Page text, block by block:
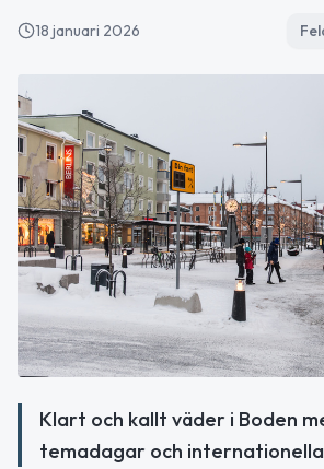
18 januari 2026
Klart och kallt väder i Boden
temadagar och